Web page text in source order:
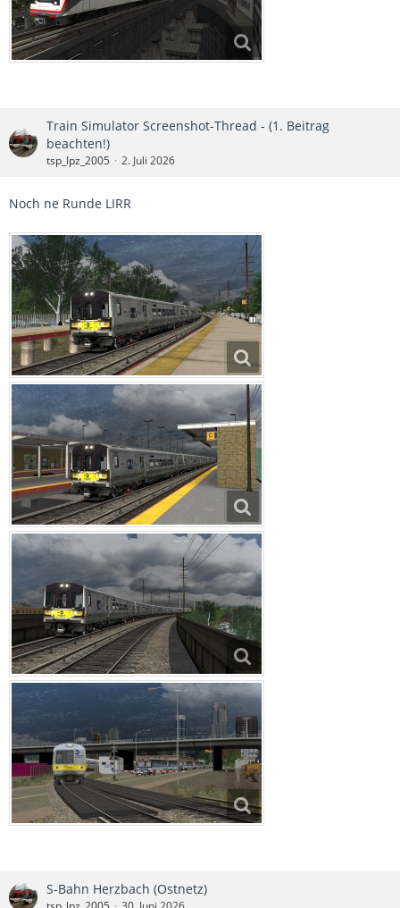
Train Simulator Screenshot-Thread - (1. Beitrag
beachten!)
tsp_lpz_2005 2. Juli 2026
Noch ne Runde LIRR
S-Bahn Herzbach (Ostnetz)